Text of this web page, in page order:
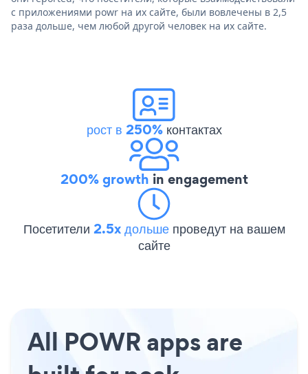
с приложениями powr на их сайте, были вовлечены в 2,5
раза дольше, чем любой другой человек на их сайте.
рост в 250%контактах
200% growth in engagement
Посетители 2.5x дольше проведут на вашем
сайте
All POWR apps are